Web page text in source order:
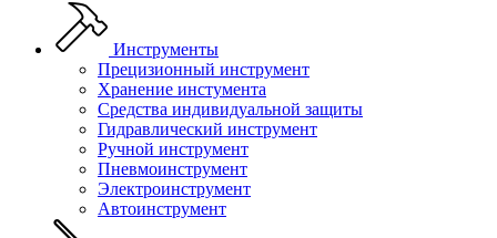
Инструменты
Прецизионный инструмент
Хранение инстумента
Средства индивидуальной защиты
Гидравлический инструмент
Ручной инструмент
Пневмоинструмент
Электроинструмент
Автоинструмент